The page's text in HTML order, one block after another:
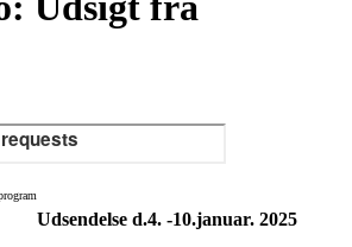
Udsendelse d.4. -10.januar. 2025